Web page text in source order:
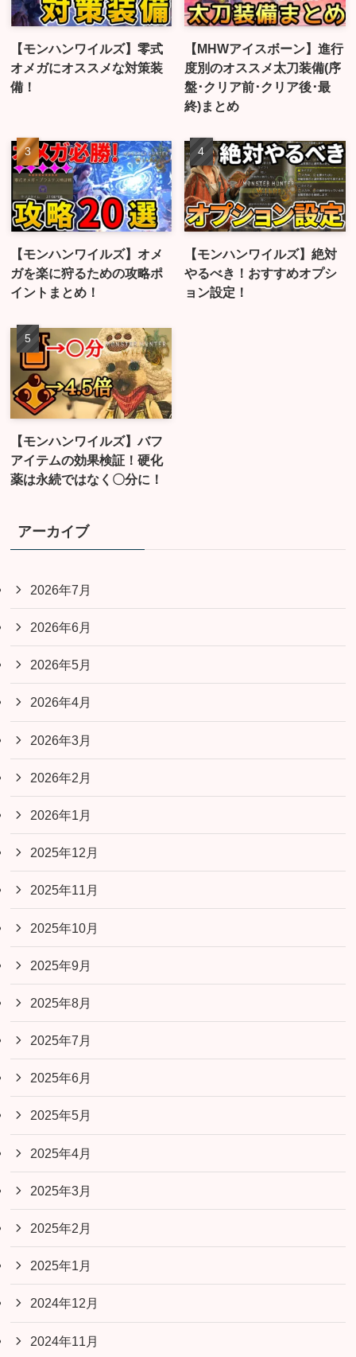
【モンハンワイルズ】零式
オメガにオススメな対策装
備！
【MHWアイスボーン】進行
度別のオススメ太刀装備(序
盤･クリア前･クリア後･最
終)まとめ
【モンハンワイルズ】オメ
ガを楽に狩るための攻略ポ
イントまとめ！
【モンハンワイルズ】絶対
やるべき！おすすめオプシ
ョン設定！
【モンハンワイルズ】バフ
アイテムの効果検証！硬化
薬は永続ではなく〇分に！
アーカイブ
2026年7月
2026年6月
2026年5月
2026年4月
2026年3月
2026年2月
2026年1月
2025年12月
2025年11月
2025年10月
2025年9月
2025年8月
2025年7月
2025年6月
2025年5月
2025年4月
2025年3月
2025年2月
2025年1月
2024年12月
2024年11月